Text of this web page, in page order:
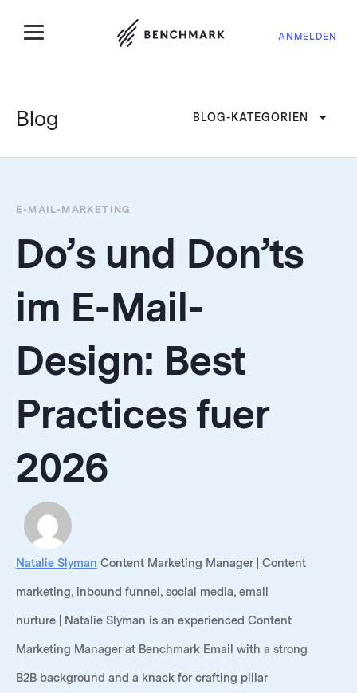
ANMELDEN
Blog BLOG-KATEGORIEN
E-MAIL-MARKETING
Do’s und Don’ts
im E-Mail-
Design: Best
Practices fuer
2026
Natalie Slyman Content Marketing Manager | Content
marketing, inbound funnel, social media, email
nurture | Natalie Slyman is an experienced Content
Marketing Manager at Benchmark Email with a strong
B2B background and a knack for crafting pillar